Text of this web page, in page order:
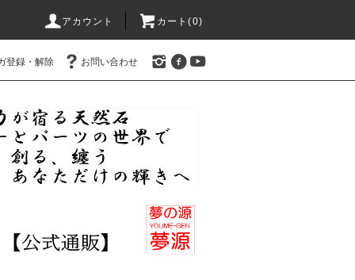
アカウント カート(0)
登録・解除 お問い合わせ